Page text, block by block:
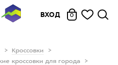
ВХОД 0
Кроссовки
кроссовки для города